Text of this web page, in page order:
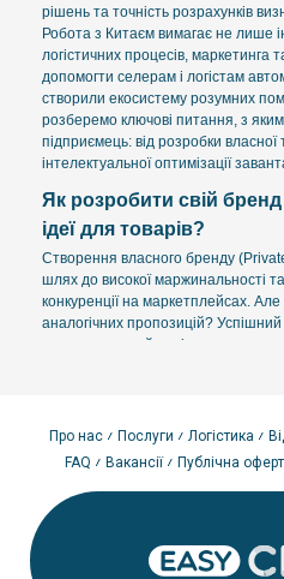
рішень та точність розрахунків
Робота з Китаєм вимагає не лише
логістичних процесів, маркетинга
допомогти селерам і логістам
створили екосистему розумних
розберемо ключові питання, з
підприємець: від розробки власної
інтелектуальної оптимізації
Як розробити свій бренд
ідеї для товарів?
Створення власного бренду
шлях до високої маржинальності та
конкуренції на маркетплейсах.
аналогічних пропозицій?
це продукт, який вирішує
Аналіз ринкових розривів:
високий обсяг продажів, але
товарів. Саме там прихована
продукту.
генератор ідей» аналізує
пропонує концепції, які ще не
Про нас Послуги Логістика
FAQ
Вакансії Публічна